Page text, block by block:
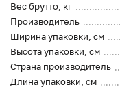
Вес брутто, кг
Производитель
Ширина упаковки, см
Высота упаковки, см
Страна производитель
Длина упаковки, см